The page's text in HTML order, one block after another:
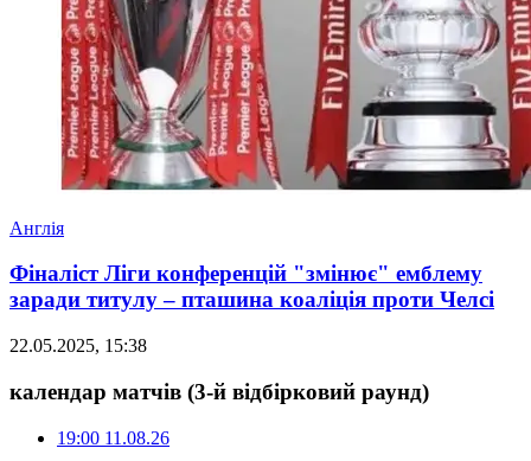
Англія
Фіналіст Ліги конференцій "змінює" емблему
заради титулу – пташина коаліція проти Челсі
22.05.2025, 15:38
календар матчів (3-й відбірковий раунд)
19:00 11.08.26